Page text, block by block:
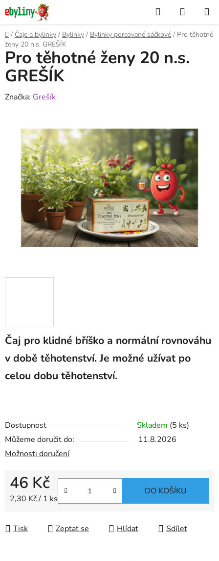
Přejít
na
obsah
Hledat
KOŠÍK
Domů
/ Čaje a bylinky / Bylinky / Bylinky porcované sáčkové / Pro těhotné
ženy 20 n.s. GREŠÍK
Čaj pro klidné bříško a normální rovnováhu
v době těhotenství. Je možné užívat po
celou dobu těhotenství.
Dostupnost Skladem (5 ks)
Můžeme doručit do:
11.8.2026
Možnosti doručení
46 Kč
Měrná cena:
2,30 Kč / 1 ks
DO KOŠÍKU
Tisk Zeptat se Hlídat Sdílet
Pro těhotné ženy 20 n.s.
GREŠÍK
Značka: Grešík